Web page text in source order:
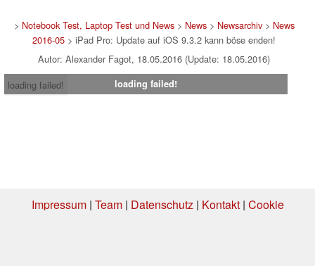
> Notebook Test, Laptop Test und News> News> Newsarchiv> News
2016-05 > iPad Pro: Update auf iOS 9.3.2 kann böse enden!
Autor: Alexander Fagot, 18.05.2016 (Update: 18.05.2016)
loading failed!
loading failed!
Impressum| Team| Datenschutz| Kontakt| Cookie